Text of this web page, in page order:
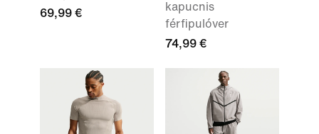
69,99 €
kapucnis
férfipulóver
74,99 €